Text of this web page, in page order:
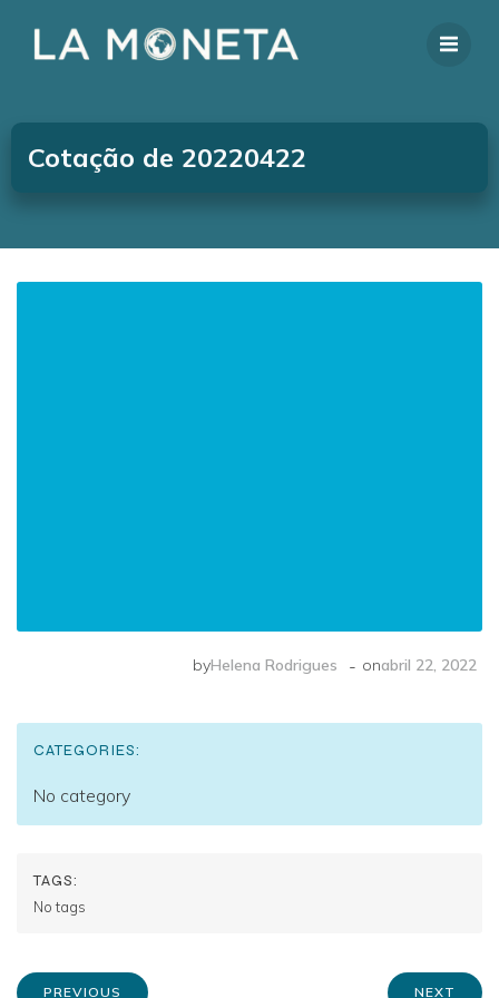
Cotação de 20220422
byHelena Rodrigues - onabril 22, 2022
CATEGORIES:
No category
TAGS:
No tags
PREVIOUS NEXT